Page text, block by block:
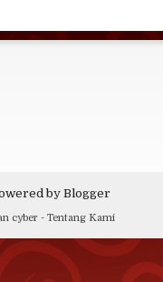
by Blogger
cyber- Tentang Kami